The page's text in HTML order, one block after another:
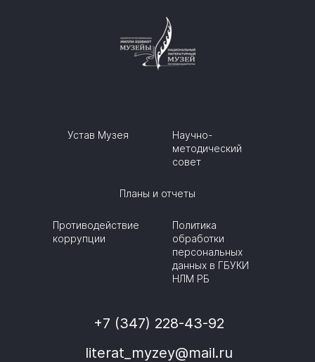
Устав Музея
Научно-
методический
совет
Планы и отчеты
Противодействие
коррупции
Политика
обработки
персональных
данных в ГБУКИ
НЛМ РБ
+7 (347) 228-43-92
literat_myzey@mail.ru